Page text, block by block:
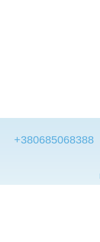
+380685068388